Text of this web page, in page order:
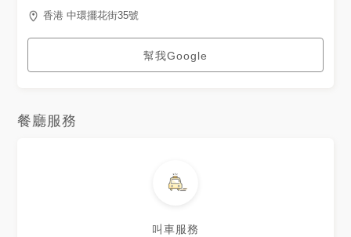
香港 中環擺花街35號
幫我Google
餐廳服務
叫車服務